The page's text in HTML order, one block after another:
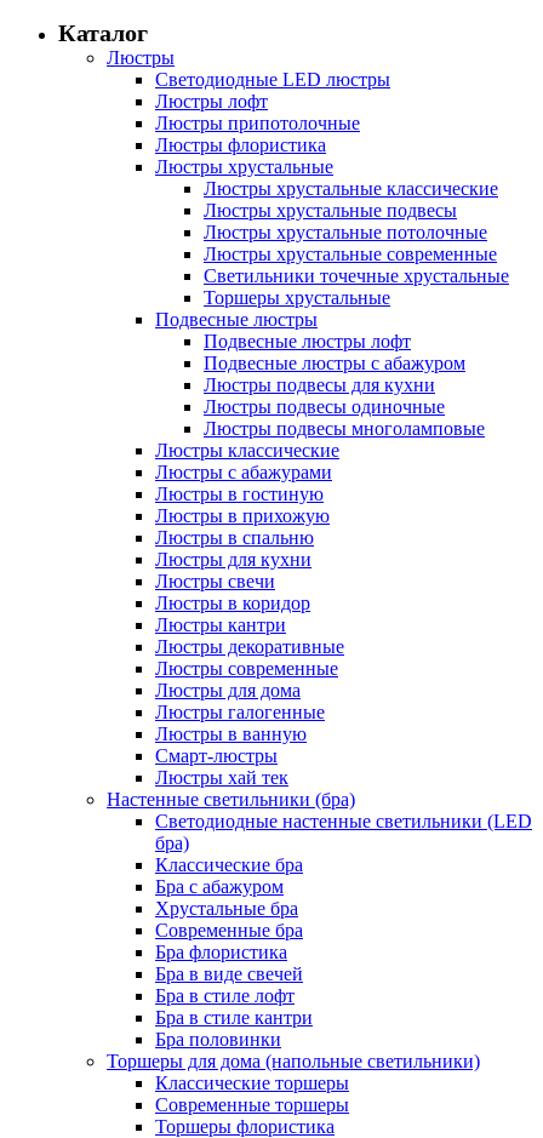
Каталог
Люстры
Светодиодные LED люстры
Люстры лофт
Люстры припотолочные
Люстры флористика
Люстры хрустальные
Люстры хрустальные классические
Люстры хрустальные подвесы
Люстры хрустальные потолочные
Люстры хрустальные современные
Светильники точечные хрустальные
Торшеры хрустальные
Подвесные люстры
Подвесные люстры лофт
Подвесные люстры с абажуром
Люстры подвесы для кухни
Люстры подвесы одиночные
Люстры подвесы многоламповые
Люстры классические
Люстры с абажурами
Люстры в гостиную
Люстры в прихожую
Люстры в спальню
Люстры для кухни
Люстры свечи
Люстры в коридор
Люстры кантри
Люстры декоративные
Люстры современные
Люстры для дома
Люстры галогенные
Люстры в ванную
Смарт-люстры
Люстры хай тек
Настенные светильники (бра)
Светодиодные настенные светильники (LED
бра)
Классические бра
Бра с абажуром
Хрустальные бра
Современные бра
Бра флористика
Бра в виде свечей
Бра в стиле лофт
Бра в стиле кантри
Бра половинки
Торшеры для дома (напольные светильники)
Классические торшеры
Современные торшеры
Торшеры флористика